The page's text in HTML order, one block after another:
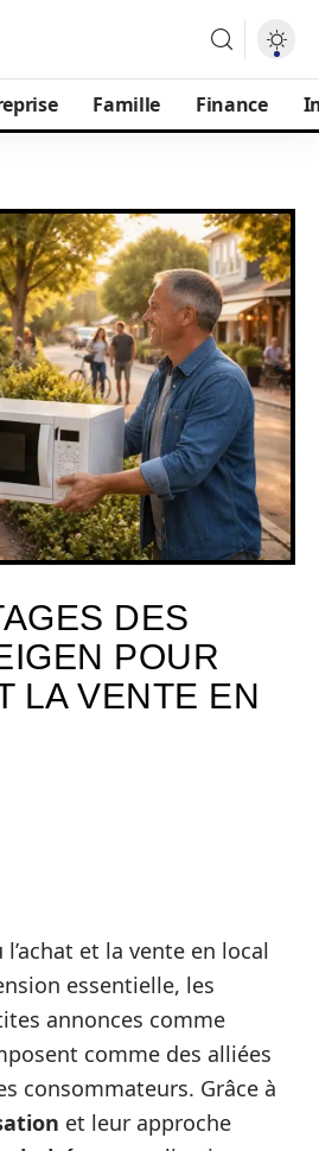
Famille Finance
DES
POUR
LA VENTE EN
et la vente en local
essentielle, les
annonces comme
comme des alliées
consommateurs. Grâce à
et leur approche